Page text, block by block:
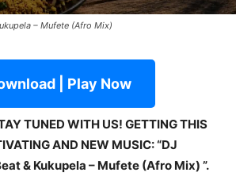
– Mufete (Afro Mix)
| Play Now
TUNED WITH US! GETTING THIS
AND NEW MUSIC: “DJ
& Kukupela – Mufete (Afro Mix) ”.